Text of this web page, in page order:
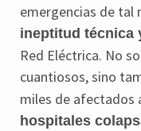
emergencias de tal
ineptitud técnica
Red Eléctrica. No
cuantiosos, sino
miles de afectados
hospitales